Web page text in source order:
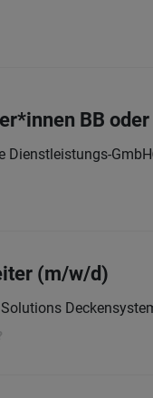
BB oder
Dienstleistungs-GmbH
(m/w/d)